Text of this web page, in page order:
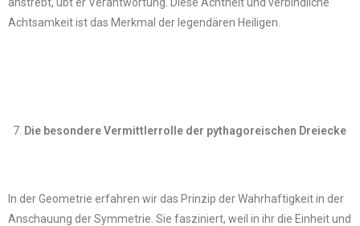
Achtsamkeit ist das Merkmal der legendären Heiligen.
Die besondere Vermittlerrolle der pythagoreischen Dreiecke
In der Geometrie erfahren wir das Prinzip der Wahrhaftigkeit in der
Anschauung der Symmetrie. Sie fasziniert, weil in ihr die Einheit und